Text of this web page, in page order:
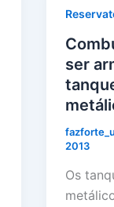
ser
2013
Os